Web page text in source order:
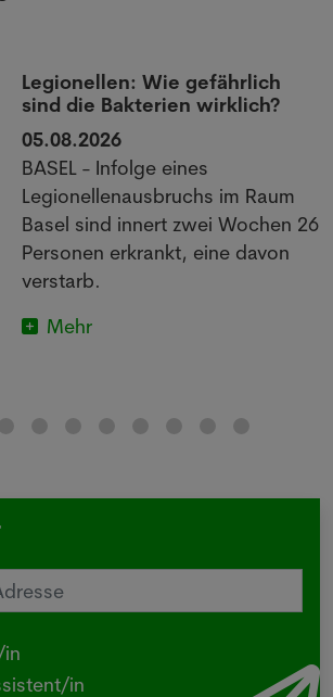
Legionellen: Wie gefährlich
sind die Bakterien wirklich?
05.08.2026
BASEL - Infolge eines
Legionellenausbruchs im Raum
Basel sind innert zwei Wochen 26
Personen erkrankt, eine davon
verstarb.
Mehr
in